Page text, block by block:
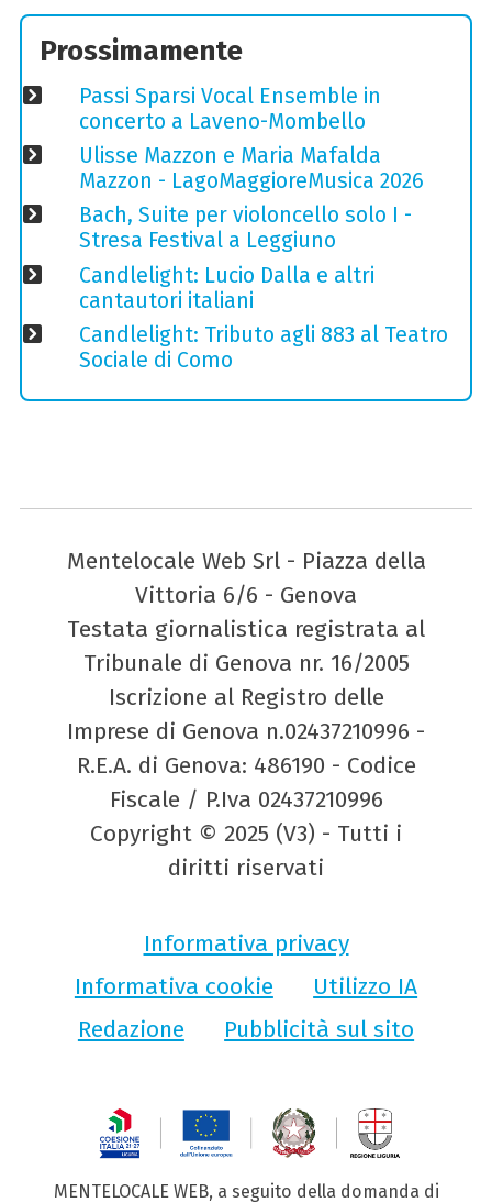
Prossimamente
Passi Sparsi Vocal Ensemble in
concerto a Laveno-Mombello
Ulisse Mazzon e Maria Mafalda
Mazzon - LagoMaggioreMusica 2026
Bach, Suite per violoncello solo I -
Stresa Festival a Leggiuno
Candlelight: Lucio Dalla e altri
cantautori italiani
Candlelight: Tributo agli 883 al Teatro
Sociale di Como
Mentelocale Web Srl - Piazza della
Vittoria 6/6 - Genova
Testata giornalistica registrata al
Tribunale di Genova nr. 16/2005
Iscrizione al Registro delle
Imprese di Genova n.02437210996 -
R.E.A. di Genova: 486190 - Codice
Fiscale / P.Iva 02437210996
Copyright © 2025 (V3) - Tutti i
diritti riservati
Informativa privacy
Informativa cookie
Utilizzo IA
Redazione
Pubblicità sul sito
MENTELOCALE WEB, a seguito della domanda di